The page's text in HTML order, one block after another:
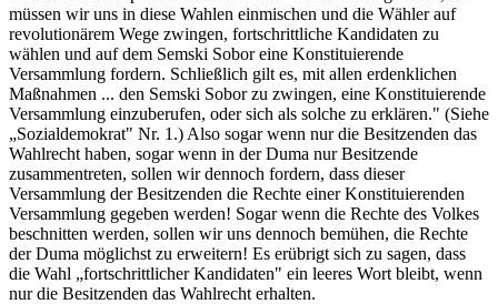
müssen wir uns in diese Wahlen einmischen und die Wähler auf
revolutionärem Wege zwingen, fortschrittliche Kandidaten zu
wählen und auf dem Semski Sobor eine Konstituierende
Versammlung fordern. Schließlich gilt es, mit allen erdenklichen
Maßnahmen ... den Semski Sobor zu zwingen, eine Konstituierende
Versammlung einzuberufen, oder sich als solche zu erklären." (Siehe
„Sozialdemokrat" Nr. 1.) Also sogar wenn nur die Besitzenden das
Wahlrecht haben, sogar wenn in der Duma nur Besitzende
zusammentreten, sollen wir dennoch fordern, dass dieser
Versammlung der Besitzenden die Rechte einer Konstituierenden
Versammlung gegeben werden! Sogar wenn die Rechte des Volkes
beschnitten werden, sollen wir uns dennoch bemühen, die Rechte
der Duma möglichst zu erweitern! Es erübrigt sich zu sagen, dass
die Wahl „fortschrittlicher Kandidaten" ein leeres Wort bleibt, wenn
nur die Besitzenden das Wahlrecht erhalten.